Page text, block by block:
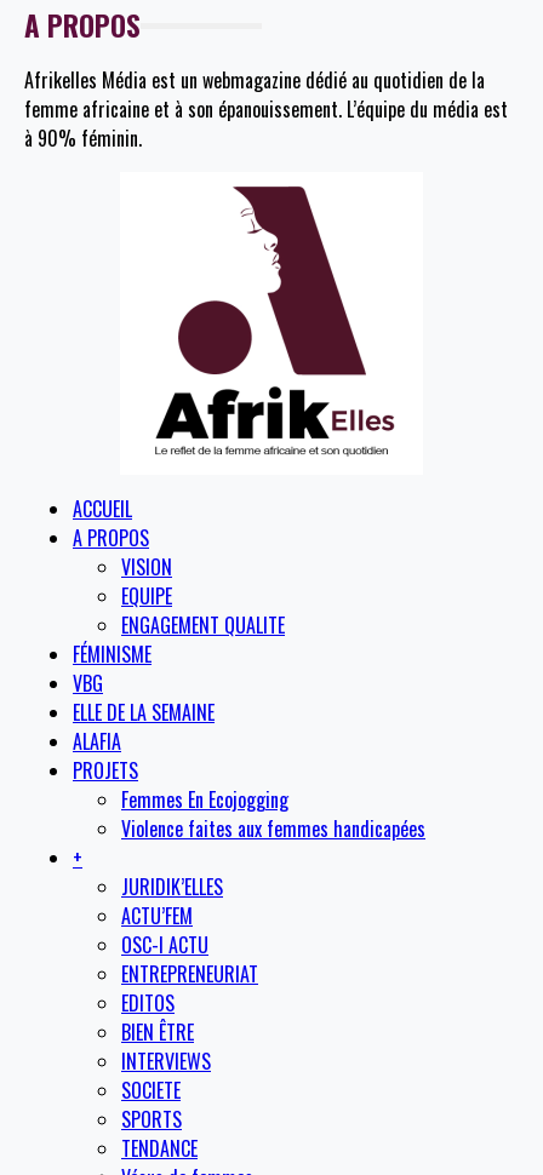
A PROPOS
Afrikelles Média est un webmagazine dédié au quotidien de la
femme africaine et à son épanouissement. L’équipe du média est
à 90% féminin.
ACCUEIL
A PROPOS
VISION
EQUIPE
ENGAGEMENT QUALITE
FÉMINISME
VBG
ELLE DE LA SEMAINE
ALAFIA
PROJETS
Femmes En Ecojogging
Violence faites aux femmes handicapées
+
JURIDIK’ELLES
ACTU’FEM
OSC-I ACTU
ENTREPRENEURIAT
EDITOS
BIEN ÊTRE
INTERVIEWS
SOCIETE
SPORTS
TENDANCE